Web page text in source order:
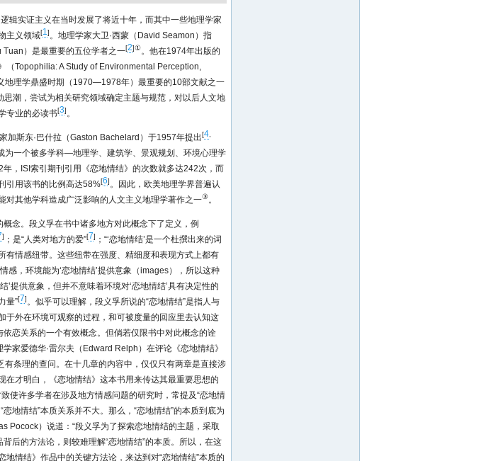
辑实证主义在当时发展了将近十年，而其中一些地理学家
主义领域[1]。地理学家大卫·西蒙（David Seamon）指
）是最重要的五位学者之一[2]①。他在1974年出版的
（Topophilia: A Study of Environmental Perception,
地理学鼎盛时期（1970—1978年）最重要的10部文献之一
潮，尝试为相关研究领域确定主题与规范，对以后人文地
专业的必读书[3]。
加斯东·巴什拉（Gaston Bachelard）于1957年提出[4,
为一个被多学科—地理学、建筑学、景观规划、环境心理学
，ISI索引期刊引用《恋地情结》的次数就多达242次，而
引用该书的比例高达58%[6]。因此，欧美地理学界普遍认
对其他学科造成广泛影响的人文主义地理学著作之一③。
念。段义孚在书中诸多地方对此概念下了定义，例
] ；是“人类对地方的爱”[7] ；“‘恋地情结’是一个杜撰出来的词
情感纽带。这些纽带在强度、精细度和表现方式上都有
感，环境能为‘恋地情结’提供意象（images），所以这种
提供意象，但并不意味着环境对‘恋地情结’具有决定性的
量”[7]。似乎可以理解，段义孚所说的“恋地情结”是指人与
外在环境可观察的过程，和可被度量的回应里去认知这
恋关系的一个有效概念。但倘若仅限书中对此概念的诠
家爱德华·雷尔夫（Edward Relph）在评论《恋地情结》
有条理的查问。在十几章的内容中，仅仅只有两章是直接涉
才明白，《恋地情结》这本书用来传达其最重要思想的
使许多学者在涉及地方情感问题的研究时，常提及“恋地情
地情结”本质关系并不大。那么，“恋地情结”的本质到底为
Pocock）说道：“段义孚为了探索恋地情结的主题，采取
后的方法论，则较难理解“恋地情结”的本质。所以，在这
情结》作品中的关键方法论，来达到对“恋地情结”本质的